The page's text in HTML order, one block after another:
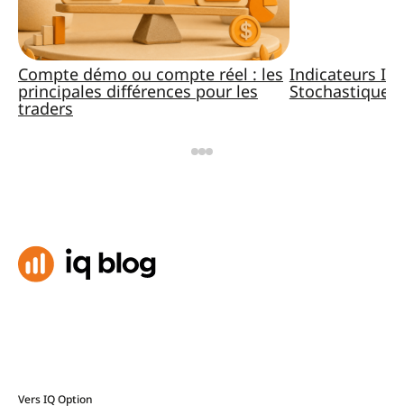
Compte démo ou compte réel : les
principales différences pour les
traders
Indicateurs IQ
Stochastique,
Vers IQ Option